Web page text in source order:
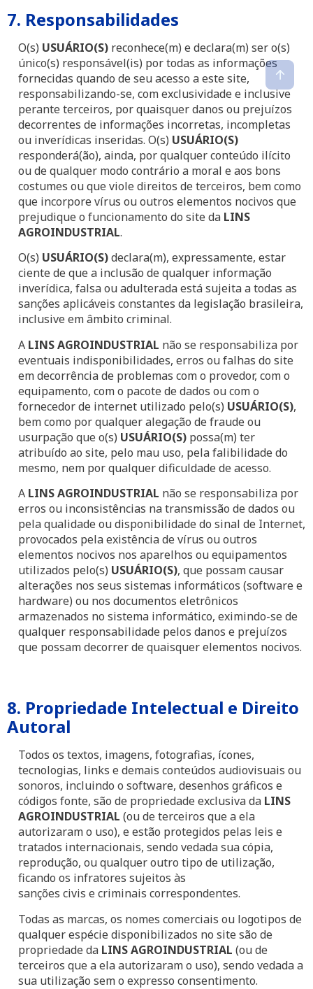
7. Responsabilidades
O(s) USUÁRIO(S) reconhece(m) e declara(m) ser o(s)
único(s) responsável(is) por todas as informações
fornecidas quando de seu acesso a este site,
responsabilizando-se, com exclusividade e inclusive
perante terceiros, por quaisquer danos ou prejuízos
decorrentes de informações incorretas, incompletas
ou inverídicas inseridas. O(s) USUÁRIO(S)
responderá(ão), ainda, por qualquer conteúdo ilícito
ou de qualquer modo contrário a moral e aos bons
costumes ou que viole direitos de terceiros, bem como
que incorpore vírus ou outros elementos nocivos que
prejudique o funcionamento do site da LINS
AGROINDUSTRIAL.
O(s) USUÁRIO(S)declara(m), expressamente, estar
ciente de que a inclusão de qualquer informação
inverídica, falsa ou adulterada está sujeita a todas as
sanções aplicáveis constantes da legislação brasileira,
inclusive em âmbito criminal.
A LINS AGROINDUSTRIAL não se responsabiliza por
eventuais indisponibilidades, erros ou falhas do site
em decorrência de problemas com o provedor, com o
equipamento, com o pacote de dados ou com o
fornecedor de internet utilizado pelo(s) USUÁRIO(S),
bem como por qualquer alegação de fraude ou
usurpação que o(s) USUÁRIO(S) possa(m) ter
atribuído ao site, pelo mau uso, pela falibilidade do
mesmo, nem por qualquer dificuldade de acesso.
A LINS AGROINDUSTRIAL não se responsabiliza por
erros ou inconsistências na transmissão de dados ou
pela qualidade ou disponibilidade do sinal de Internet,
provocados pela existência de vírus ou outros
elementos nocivos nos aparelhos ou equipamentos
utilizados pelo(s) USUÁRIO(S), que possam causar
alterações nos seus sistemas informáticos (software e
hardware) ou nos documentos eletrônicos
armazenados no sistema informático, eximindo-se de
qualquer responsabilidade pelos danos e prejuízos
que possam decorrer de quaisquer elementos nocivos.
8. Propriedade Intelectual e Direito
Autoral
Todos os textos, imagens, fotografias, ícones,
tecnologias, links e demais conteúdos audiovisuais ou
sonoros, incluindo o software, desenhos gráficos e
códigos fonte, são de propriedade exclusiva da LINS
AGROINDUSTRIAL (ou de terceiros que a ela
autorizaram o uso), e estão protegidos pelas leis e
tratados internacionais, sendo vedada sua cópia,
reprodução, ou qualquer outro tipo de utilização,
ficando os infratores sujeitos às
sanções civis e criminais correspondentes.
Todas as marcas, os nomes comerciais ou logotipos de
qualquer espécie disponibilizados no site são de
propriedade da LINS AGROINDUSTRIAL (ou de
terceiros que a ela autorizaram o uso), sendo vedada a
sua utilização sem o expresso consentimento.